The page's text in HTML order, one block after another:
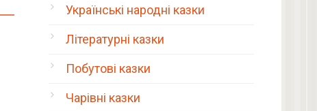
Українські народні казки
Літературні казки
Побутові казки
Чарівні казки